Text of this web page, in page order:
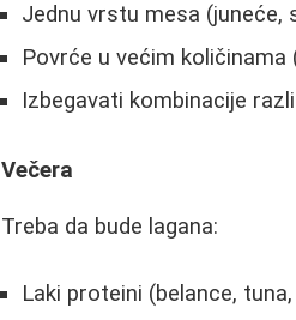
Jednu vrstu mesa (juneće,
Povrće u većim količinama
Izbegavati kombinacije
Večera
Treba da bude lagana:
Laki proteini (belance,